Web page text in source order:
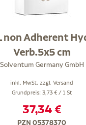
non Adherent
Verb.5x5 cm
Solventum Germany GmbH
inkl. MwSt. zzgl. Versand
Grundpreis: 3,73 € / 1 St
37,34 €
PZN 05378370